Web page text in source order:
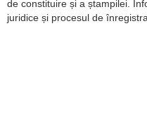
de constituire și a ștampilei.
juridice și procesul de